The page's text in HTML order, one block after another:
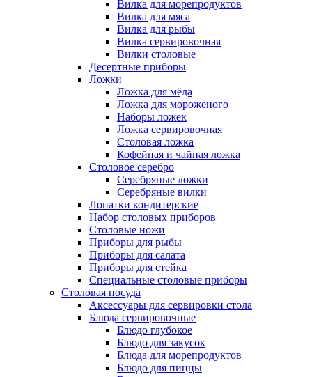
Вилка для морепродуктов
Вилка для мяса
Вилка для рыбы
Вилка сервировочная
Вилки столовые
Десертные приборы
Ложки
Ложка для мёда
Ложка для мороженого
Наборы ложек
Ложка сервировочная
Столовая ложка
Кофейная и чайная ложка
Столовое серебро
Серебряные ложки
Серебряные вилки
Лопатки кондитерские
Набор столовых приборов
Столовые ножи
Приборы для рыбы
Приборы для салата
Приборы для стейка
Специальные столовые приборы
Столовая посуда
Аксессуары для сервировки стола
Блюда сервировочные
Блюдо глубокое
Блюдо для закусок
Блюда для морепродуктов
Блюдо для пиццы